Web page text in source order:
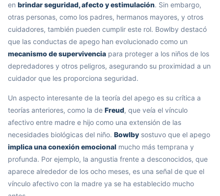
en brindar seguridad, afecto y estimulación. Sin embargo,
otras personas, como los padres, hermanos mayores, y otros
cuidadores, también pueden cumplir este rol. Bowlby destacó
que las conductas de apego han evolucionado como un
mecanismo de supervivencia para proteger a los niños de los
depredadores y otros peligros, asegurando su proximidad a un
cuidador que les proporciona seguridad.
Un aspecto interesante de la teoría del apego es su crítica a
teorías anteriores, como la de Freud, que veía el vínculo
afectivo entre madre e hijo como una extensión de las
necesidades biológicas del niño. Bowlby sostuvo que el apego
implica una conexión emocional mucho más temprana y
profunda. Por ejemplo, la angustia frente a desconocidos, que
aparece alrededor de los ocho meses, es una señal de que el
vínculo afectivo con la madre ya se ha establecido mucho